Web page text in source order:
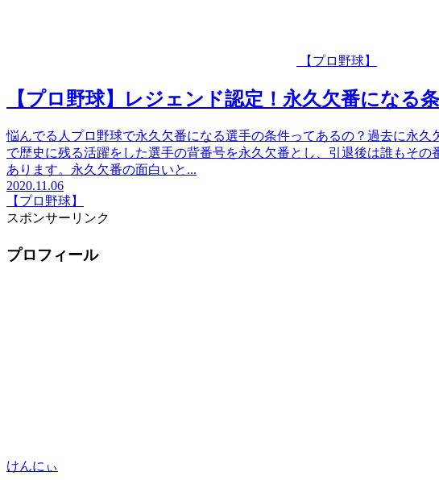
【プロ野球】
【プロ野球】レジェンド認定！永久欠番になる
悩んでる人プロ野球で永久欠番になる選手の条件ってあるの？過去に永久
で歴史に残る活躍をした選手の背番号を永久欠番とし、引退後は誰もそ
あります。永久欠番の面白いと...
2020.11.06
【プロ野球】
スポンサーリンク
プロフィール
けんにぃ